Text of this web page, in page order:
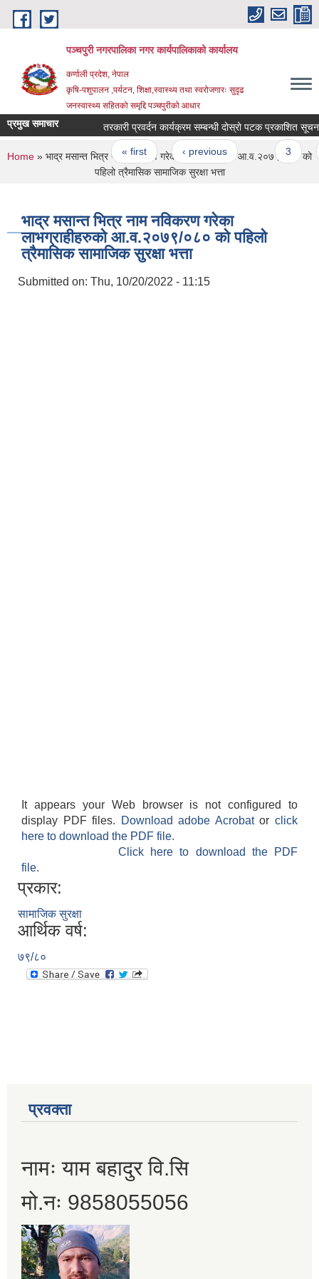
Skip to main content
पञ्चपुरी नगरपालिका नगर कार्यपालिकाको कार्यालय
कर्णाली प्रदेश, नेपाल
कृषि-पशुपालन ,पर्यटन, शिक्षा,स्वास्थ्य तथा स्वरोजगारः सुदृढ
जनस्वास्थ्य सहितको समृद्दि पञ्चपुरीको आधार
प्रमुख समाचार तरकारी प्रवर्दन कार्यक्रम सम्बन्धी दोस्रो पटक प्रकाशित सूचना ।
Pages
« first ‹ previous … 3 4
You are here
Home » भाद्र मसान्त भित्र नाम नविकरण गरेका लाभग्राहीहरुको आ.व.२०७९/०८० को
पहिलो त्रैमासिक सामाजिक सुरक्षा भत्ता
भाद्र मसान्त भित्र नाम नविकरण गरेका
लाभग्राहीहरुको आ.व.२०७९/०८० को पहिलो
त्रैमासिक सामाजिक सुरक्षा भत्ता
Submitted on: Thu, 10/20/2022 - 11:15
It appears your Web browser is not configured to
display PDF files.
Download adobe Acrobatorclick
here to download the PDF file.
Click here to download the PDF
file.
प्रकार:
सामाजिक सुरक्षा
आर्थिक वर्ष:
७९/८०
प्रवक्ता
नामः याम बहादुर वि.सि
मो.नः 9858055056